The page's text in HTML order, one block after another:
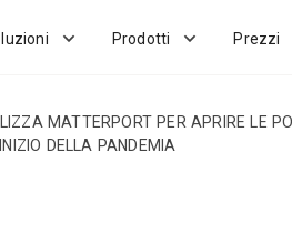
Prodotti Prezzi
MATTERPORT PER APRIRE LE
DELLA PANDEMIA